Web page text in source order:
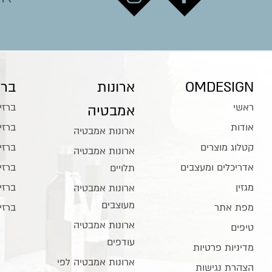
OMDESIGN
ראשי
אודות
קטלוג מוצרים
אדריכלים ומעצבים
מגזין
מפת אתר
טיפים
מדיניות פרטיות
הצהרת נגישות
ארונות
אמבטיה
ארונות אמבטיה
ארונות אמבטיה
תלויים
ארונות אמבטיה
מעוצבים
ארונות אמבטיה
עודפים
ארונות אמבטיה לפי